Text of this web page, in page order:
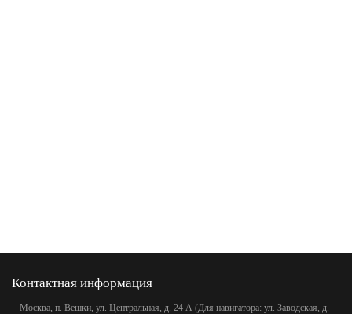
Контактная информация
Москва, п. Вешки, ул. Центральная, д. 24 А (Для навигатора: ул. Заводская, д.